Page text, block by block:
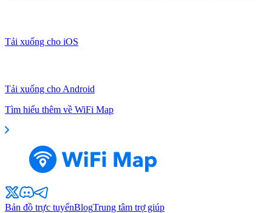
Tải xuống cho iOS
Tải xuống cho Android
Tìm hiểu thêm về WiFi Map
Bản đồ trực tuyếnBlogTrung tâm trợ giúp